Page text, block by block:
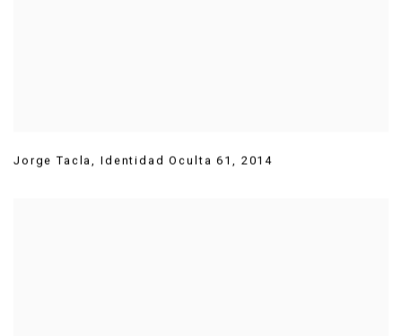
Jorge Tacla , Identidad Oculta 61 , 2014